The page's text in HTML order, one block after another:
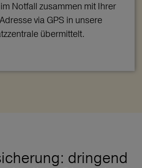
Notfall zusammen mit Ihrer
via GPS in unsere
übermittelt.
dringend